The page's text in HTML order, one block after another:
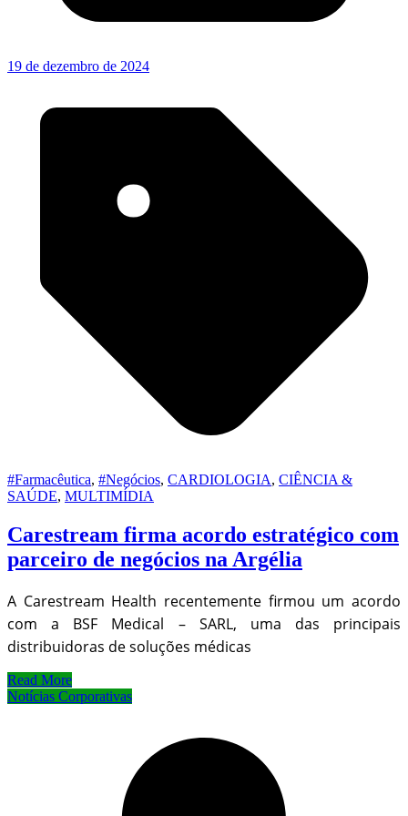
19 de dezembro de 2024
#Farmacêutica, #Negócios, CARDIOLOGIA, CIÊNCIA &
SAÚDE, MULTIMÍDIA
Carestream firma acordo estratégico com
parceiro de negócios na Argélia
A Carestream Health recentemente firmou um acordo
com a BSF Medical – SARL, uma das principais
distribuidoras de soluções médicas
Read More
Notícias Corporativas